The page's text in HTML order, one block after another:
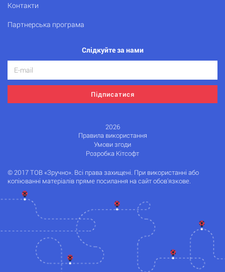
Контакти
Партнерська програма
Слідкуйте за нами
Підписатися
2026
Правила використання
Умови згоди
Розробка Кітсофт
© 2017 ТОВ «Зручно». Всі права захищені. При використанні або
копіюванні матеріалів пряме посилання на сайт обов'язкове.